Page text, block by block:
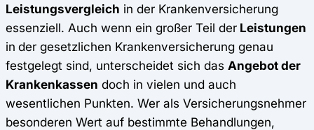
Leistungsvergleich in der Krankenversicherung
essenziell. Auch wenn ein großer Teil der Leistungen
in der gesetzlichen Krankenversicherung genau
festgelegt sind, unterscheidet sich das Angebot der
Krankenkassen doch in vielen und auch
wesentlichen Punkten. Wer als Versicherungsnehmer
besonderen Wert auf bestimmte Behandlungen,